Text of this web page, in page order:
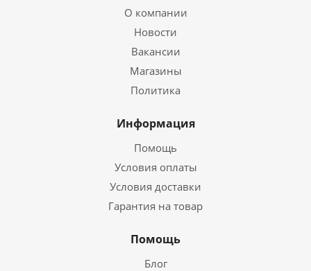
О компании
Новости
Вакансии
Магазины
Политика
Информация
Помощь
Условия оплаты
Условия доставки
Гарантия на товар
Помощь
Блог